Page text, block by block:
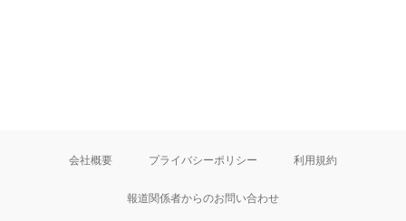
会社概要 プライバシーポリシー 利用規約
報道関係者からのお問い合わせ